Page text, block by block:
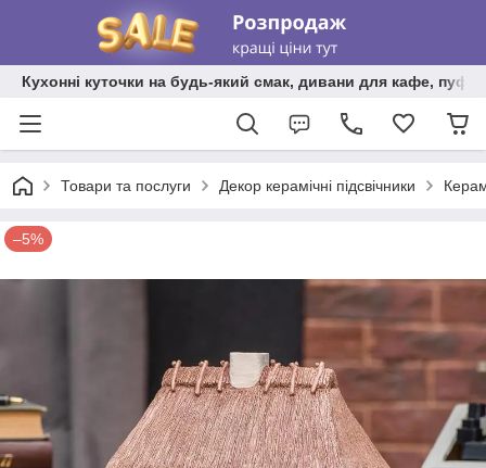
Кухонні куточки на будь-який смак, дивани для кафе,
Товари та послуги Декор керамічні підсвічники
–5%